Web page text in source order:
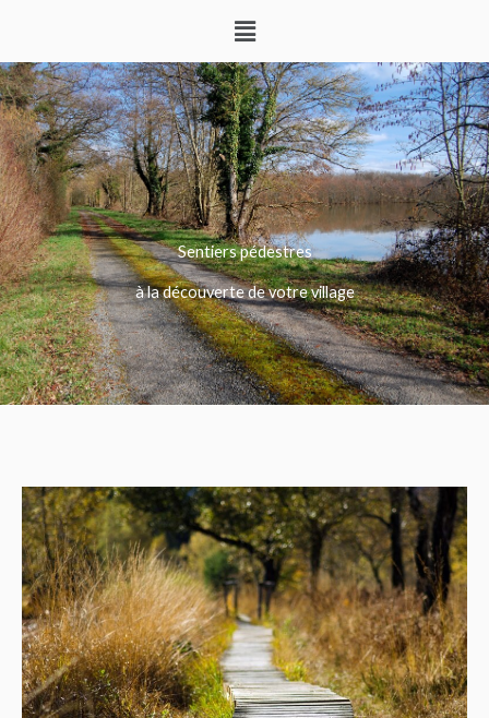
contenu
Menu
Sentiers pédestres
à la découverte de votre village